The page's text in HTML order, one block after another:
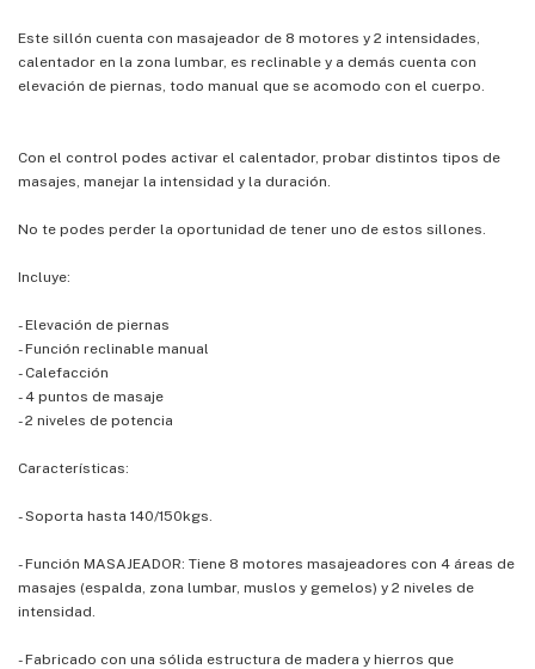
Este sillón cuenta con masajeador de 8 motores y 2 intensidades,
calentador en la zona lumbar, es reclinable y a demás cuenta con
elevación de piernas, todo manual que se acomodo con el cuerpo.
Con el control podes activar el calentador, probar distintos tipos de
masajes, manejar la intensidad y la duración.
No te podes perder la oportunidad de tener uno de estos sillones.
Incluye:
- Elevación de piernas
- Función reclinable manual
- Calefacción
- 4 puntos de masaje
- 2 niveles de potencia
Características:
- Soporta hasta 140/150kgs.
- Función MASAJEADOR: Tiene 8 motores masajeadores con 4 áreas de
masajes (espalda, zona lumbar, muslos y gemelos) y 2 niveles de
intensidad.
- Fabricado con una sólida estructura de madera y hierros que